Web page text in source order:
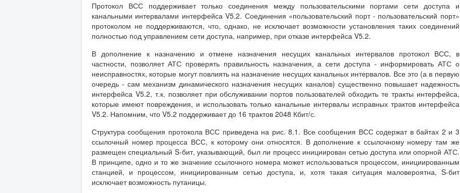
Протокол ВСС поддерживает только соединения между пользовательскими портами сети доступа и
канальными интервалами интерфейса V5.2. Соединения «пользовательский порт - пользовательский порт»
протоколом не поддерживаются, что, однако, не исключает возможности установления таких соединений
полностью под управлением сети доступа, например, при отказе интерфейса V5.2.
В дополнение к назначению и отмене назначения несущих канальных интервалов протокол ВСС, в
частности, позволяет АТС проверять правильность назначения, а сети доступа - информировать АТС о
неисправностях, которые могут повлиять на назначение несущих канальных интервалов. Все это (а в первую
очередь - сам механизм динамического назначения несущих каналов) существенно повышает надежность
интерфейса V5.2, т.к. позволяет при обслуживании портов пользователей обходить те тракты интерфейса,
которые имеют повреждения, и использовать только канальные интервалы исправных трактов интерфейса
V5.2. Напомним, что V5.2 поддерживает до 16 трактов 2048 Кбит/с.
Структура сообщения протокола ВСС приведена на рис. 8.1. Все сообщения ВСС содержат в байтах 2 и 3
ссылочный номер процесса ВСС, к которому они относятся. В дополнение к ссылочному номеру там же
размещен специальный S-бит, указывающий, был ли процесс инициирован сетью доступа или опорной АТС.
В принципе, одно и то же значение ссылочного номера может использоваться процессом, инициированным
станцией, и процессом, инициированным сетью доступа, и, хотя такая ситуация маловероятна, S-бит
исключает возможность путаницы.